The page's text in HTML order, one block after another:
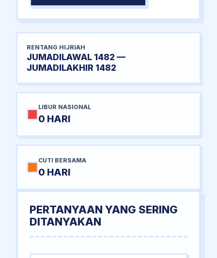
RENTANG HIJRIAH
JUMADILAWAL 1482 —
JUMADILAKHIR 1482
LIBUR NASIONAL
0 HARI
CUTI BERSAMA
0 HARI
PERTANYAAN YANG SERING
DITANYAKAN